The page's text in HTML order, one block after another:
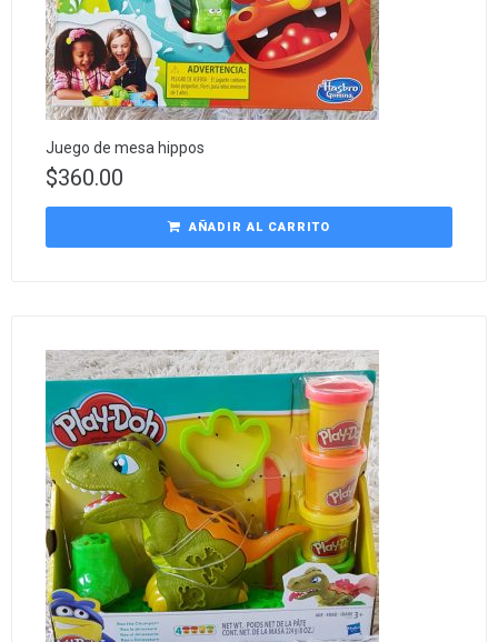
Juego de mesa hippos
$360.00
AÑADIR AL CARRITO